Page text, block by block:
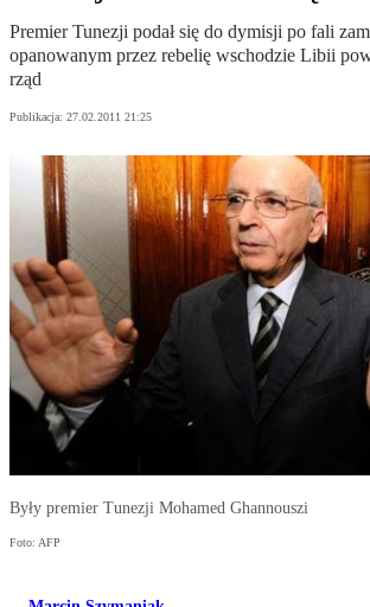
Premier Tunezji podał się do dymisji po fali
opanowanym przez rebelię wschodzie Libii
rząd
Publikacja: 27.02.2011 21:25
Były premier Tunezji Mohamed Ghannouszi
Foto: AFP